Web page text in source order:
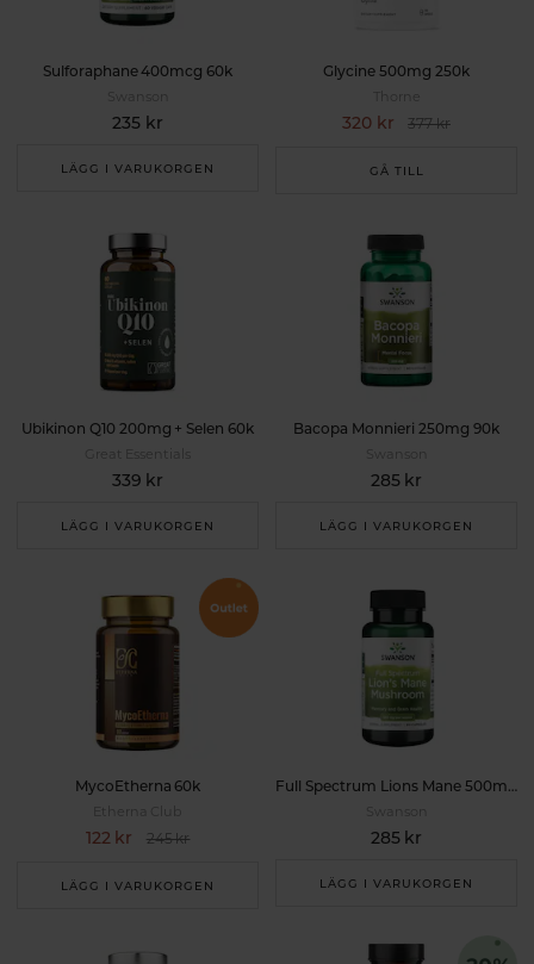
Sulforaphane 400mcg 60k
235 kr
LÄGG I VARUKORGEN
Glycine 500mg 250k
320 kr 377 kr
GÅ TILL
Ubikinon Q10 200mg + Selen 60k
Great Essentials
339 kr
LÄGG I VARUKORGEN
Bacopa Monnieri 250mg 90k
285 kr
LÄGG I VARUKORGEN
MycoEtherna 60k
Etherna Club
122 kr 245 kr
LÄGG I VARUKORGEN
Full Spectrum Lions Mane 500mg 60k
285 kr
LÄGG I VARUKORGEN